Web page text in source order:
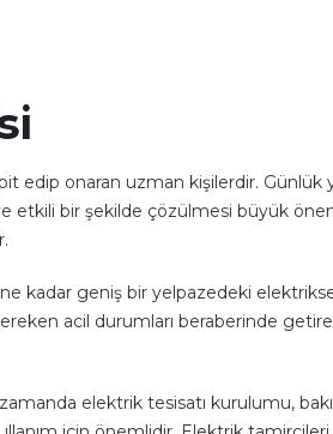
edip onaran uzman kişilerdir. Günlük
etkili bir şekilde çözülmesi büyük
kadar geniş bir yelpazedeki
acil durumları beraberinde
zamanda elektrik tesisatı kurulumu,